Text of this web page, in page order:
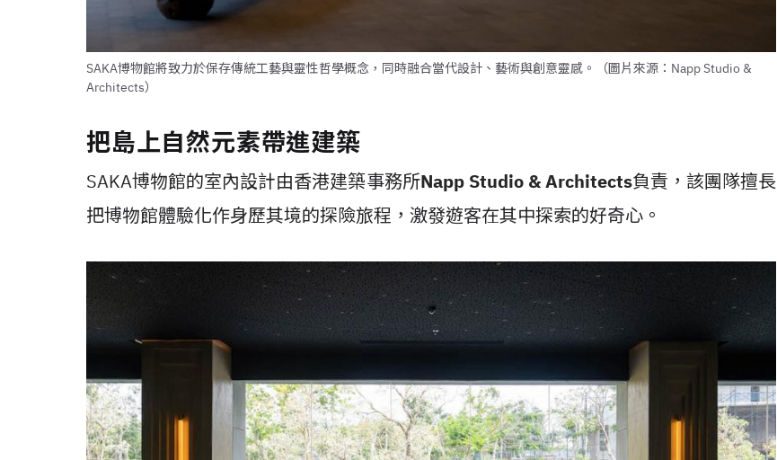
SAKA博物館將致力於保存傳統工藝與靈性哲學概念，同時融合當代設計、藝術與創意靈感。（圖片來源：Napp Studio &
Architects）
把島上自然元素帶進建築
SAKA博物館的室內設計由香港建築事務所Napp Studio & Architects負責，該團隊擅長
把博物館體驗化作身歷其境的探險旅程，激發遊客在其中探索的好奇心。